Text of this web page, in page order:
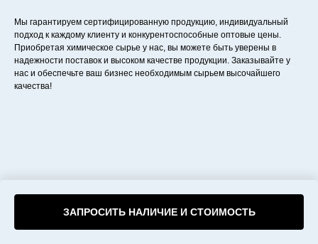
ЗАПРОСИТЬ НАЛИЧИЕ И СТОИМОСТЬ
Мы гарантируем сертифицированную продукцию, индивидуальный
подход к каждому клиенту и конкурентоспособные оптовые цены.
Приобретая химическое сырье у нас, вы можете быть уверены в
надежности поставок и высоком качестве продукции. Заказывайте у
нас и обеспечьте ваш бизнес необходимым сырьем высочайшего
качества!